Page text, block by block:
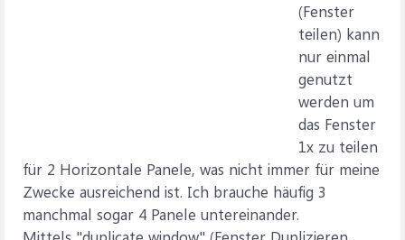
(Fenster
teilen) kann
nur einmal
genutzt
werden um
das Fenster
1x zu teilen
für 2 Horizontale Panele, was nicht immer für meine
Zwecke ausreichend ist. Ich brauche häufig 3
manchmal sogar 4 Panele untereinander.